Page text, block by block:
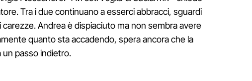
Tra i due continuano a esserci abbracci, sguardi
carezze. Andrea è dispiaciuto ma non sembra avere
quanto sta accadendo, spera ancora che la
un passo indietro.